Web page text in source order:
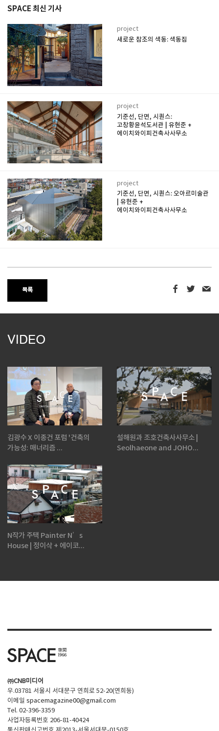
SPACE 최신 기사
project
새로운 참조의 색동: 색동집
project
기준선, 단면, 시퀀스:
고창황윤석도서관 | 유현준 +
에이치와이피건축사사무소
project
기준선, 단면, 시퀀스: 오아르미술관
| 유현준 +
에이치와이피건축사사무소
목록
VIDEO
김광수 X 이종건 포럼 '건축의
가능성: 매너리즘 ...
설해원과 조호건축사사무소 |
Seolhaeone and JOHO...
N작가 주택 Painter N’s
House | 정이삭 + 에이코...
㈜CNB미디어
우.03781 서울시 서대문구 연희로 52-20(연희동)
이메일 spacemagazine00@gmail.com
Tel. 02-396-3359
사업자등록번호 206-81-40424